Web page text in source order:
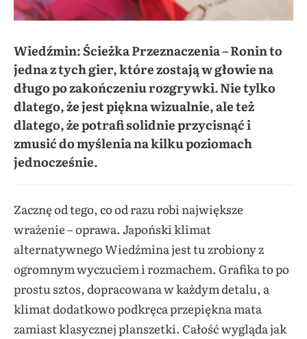
Wiedźmin: Ścieżka Przeznaczenia – Ronin to
jedna z tych gier, które zostają w głowie na
długo po zakończeniu rozgrywki. Nie tylko
dlatego, że jest piękna wizualnie, ale też
dlatego, że potrafi solidnie przycisnąć i
zmusić do myślenia na kilku poziomach
jednocześnie.
Zacznę od tego, co od razu robi największe
wrażenie – oprawa. Japoński klimat
alternatywnego Wiedźmina jest tu zrobiony z
ogromnym wyczuciem i rozmachem. Grafika to po
prostu sztos, dopracowana w każdym detalu, a
klimat dodatkowo podkręca przepiękna mata
zamiast klasycznej planszetki. Całość wygląda jak